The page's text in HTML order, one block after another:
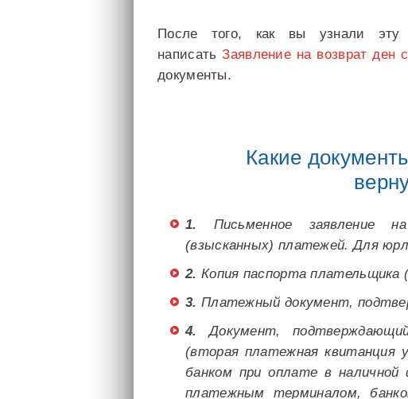
После того, как вы узнали
написатьЗаявление на возврат ден
документы.
Какие
1. Письменное заявление
(взысканных) платежей. Для
2. Копия паспорта плательщика
3. Платежный документ,
4. Документ,
(вторая платежная квитанция
банком при оплате в
платежным терминалом,